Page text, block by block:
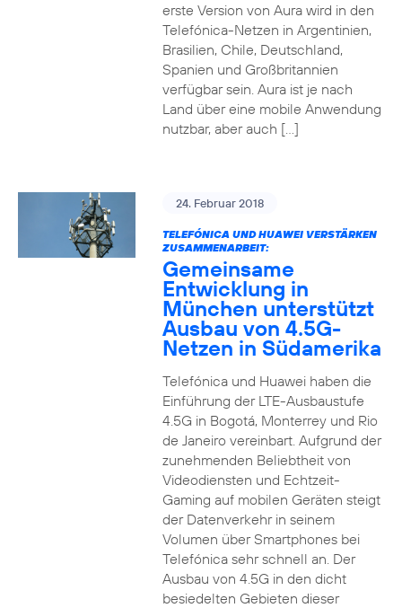
erste Version von Aura wird in den
Telefónica-Netzen in Argentinien,
Brasilien, Chile, Deutschland,
Spanien und Großbritannien
verfügbar sein. Aura ist je nach
Land über eine mobile Anwendung
nutzbar, aber auch […]
24. Februar 2018
TELEFÓNICA UND HUAWEI VERSTÄRKEN
ZUSAMMENARBEIT:
Gemeinsame
Entwicklung in
München unterstützt
Ausbau von 4.5G-
Netzen in Südamerika
Telefónica und Huawei haben die
Einführung der LTE-Ausbaustufe
4.5G in Bogotá, Monterrey und Rio
de Janeiro vereinbart. Aufgrund der
zunehmenden Beliebtheit von
Videodiensten und Echtzeit-
Gaming auf mobilen Geräten steigt
der Datenverkehr in seinem
Volumen über Smartphones bei
Telefónica sehr schnell an. Der
Ausbau von 4.5G in den dicht
besiedelten Gebieten dieser